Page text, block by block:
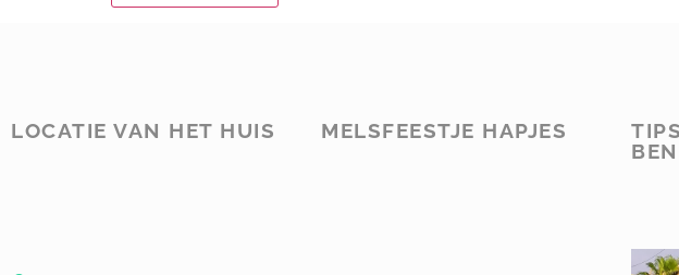
LOCATIE VAN HET HUIS MELSFEESTJE HAPJES